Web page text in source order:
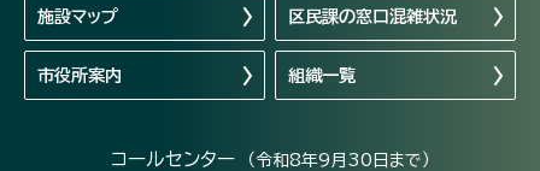
施設マップ 区民課の窓口混雑状況
市役所案内 組織一覧
コールセンター （令和8年9月30日まで）